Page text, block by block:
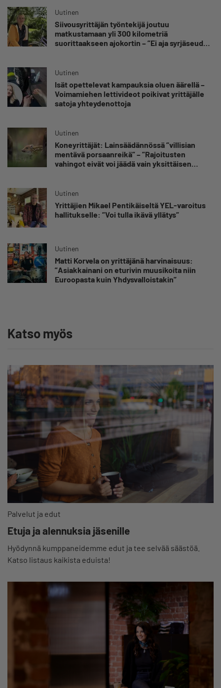
Uutinen
Siivousyrittäjän työntekijä joutuu
matkustamaan yli 300 kilometriä
suorittaakseen ajokortin – ”Ei aja syrjäseudun
Uutinen
Isät opettelevat kampauksia oluen äärellä –
Voimamiehen lettivideot poikivat yrittäjälle
satoja yhteydenottoja
Uutinen
Koneyrittäjät: Lainsäädännössä ”villisian
mentävä porsaanreikä” – ”Rajoitusten
vahingot eivät voi jäädä vain yksittäisen
Uutinen
Yrittäjien Mikael Pentikäiseltä YEL-varoitus
hallitukselle: ”Voi tulla ikävä yllätys”
Uutinen
Matti Korvela on yrittäjänä harvinaisuus:
”Asiakkainani on eturivin muusikoita niin
Euroopasta kuin Yhdysvalloistakin”
Katso myös
Palvelut ja edut
Etuja ja alennuksia jäsenille
Hyödynnä kumppaneidemme edut ja tee selvää säästöä.
Katso listaus kaikista eduista!